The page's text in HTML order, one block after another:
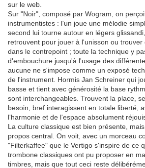
sur le web.
Sur "Noir", composé par Wogram, on
instrumentistes : l'un joue une mélodie
second lui tourne autour en légers
retrouvent pour jouer à l'unisson ou
dans le contrepoint ; toute la technique y
d'embouchure jusqu'à l'usage des
aucune ne s'impose comme un exposé
de l'instrument. Hormis Jan Schreiner qui
basse et tient avec générosité la base
sont interchangeables. Trouvent la place,
besoin, bref interagissent en totale liberté,
l'harmonie et de l'espace absolument
La culture classique est bien présente,
propos central. On voit, avec un morceau
"Filterkaffee" que le Vertigo s'inspire de ce
trombone classiques ont pu proposer en
timbres, mais que tout ceci reste